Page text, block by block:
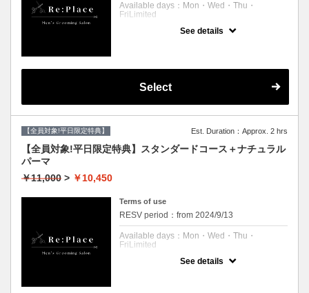
Available days：Mon・Wed・Thu・
FriLimited
予約可能時刻：Mon 11:00 to 20:00
Expiration Date：
【平日限定クーポン】
カット、シャンプー、ツイスパ、肩マッサー
ジ、ブロー、眉毛メンテナンス
※シェービングはついていないメニューで
See details
Select
【全員対象!平日限定特典】 Est. Duration：Approx. 2 hrs
【全員対象!平日限定特典】スタンダードコース＋ナチュラル
パーマ
￥11,000 > ￥10,450
Terms of use
RESV period：from 2024/9/13
Available days：Mon・Wed・Thu・
FriLimited
予約可能時刻：Mon 11:00 to 21:00
See details